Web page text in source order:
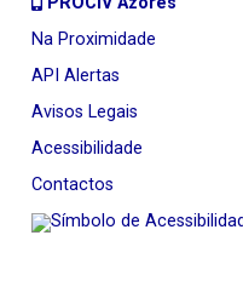
Na Proximidade
API Alertas
Avisos Legais
Acessibilidade
Contactos